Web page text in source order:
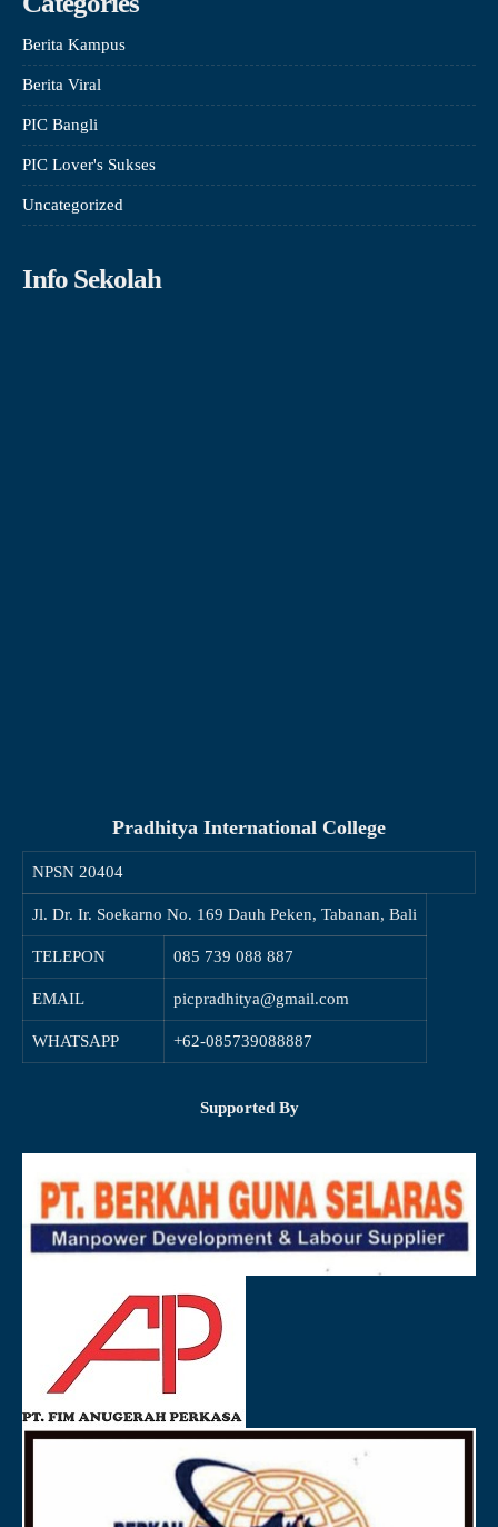
Berita Kampus
Berita Viral
PIC Bangli
PIC Lover's Sukses
Uncategorized
Info Sekolah
Pradhitya International College
NPSN 20404
Jl. Dr. Ir. Soekarno No. 169 Dauh Peken, Tabanan, Bali
TELEPON 085 739 088 887
EMAIL picpradhitya@gmail.com
WHATSAPP +62-085739088887
Supported By